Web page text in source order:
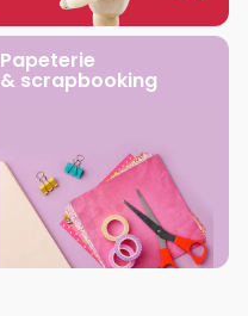
Papeterie
& scrapbooking